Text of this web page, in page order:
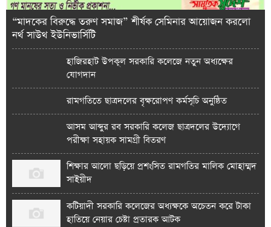
“মাদকের বিরুদ্ধে তরুণ সমাজ” শীর্ষক সেমিনার আয়োজন করলো
নর্থ সাউথ ইউনিভার্সিটি
হাজিরহাট উপকূল সরকারি কলেজে নতুন অধ্যক্ষের
যোগদান
রামগতিতে ছাত্রদলের বৃক্ষরোপণ কর্মসূচি অনুষ্ঠিত
আসম আব্দুর রব সরকারি কলেজ ছাত্রদলের উদ্যোগে
পরীক্ষা সহায়ক সামগ্রী বিতরণ
শিক্ষার আলো ছড়িয়ে প্রশংসিত রামগতির মালিক মোহাম্মদ
সাইয়ীদ
কটিয়াদী সরকারি কলেজের অধ্যক্ষকে অচেতন করে টাকা
হাতিয়ে নেয়ার চেষ্টা প্রতারক আটক